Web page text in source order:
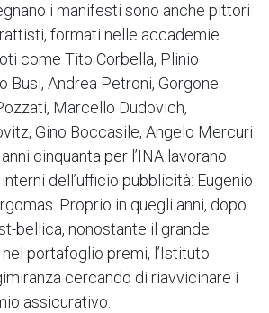
i manifesti sono anche pittori
formati nelle accademie.
come Tito Corbella, Plinio
Busi, Andrea Petroni, Gorgone
Marcello Dudovich,
Gino Boccasile, Angelo Mercuri
cinquanta per l’INA lavorano
dell’ufficio pubblicità: Eugenio
Proprio in quegli anni, dopo
bellica, nonostante il grande
portafoglio premi, l’Istituto
cercando di riavvicinare i
assicurativo.